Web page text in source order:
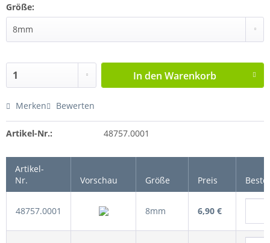
Größe:
In den Warenkorb
Merken Bewerten
Artikel-Nr.: 48757.0001
Artikel-
Nr.
Vorschau Größe Preis
48757.0001 8mm 6,90 €